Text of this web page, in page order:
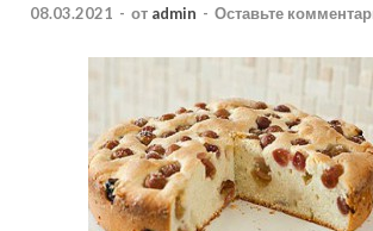
08.03.2021 - от admin - Оставьте